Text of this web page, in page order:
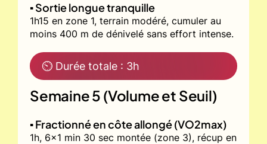
▪️ Sortie longue tranquille
1h15 en zone 1, terrain modéré, cumuler au
moins 400 m de dénivelé sans effort intense.
⏲ Durée totale : 3h
Semaine 5 (Volume et Seuil)
▪️ Fractionné en côte allongé (VO2max)
1h, 6x1 min 30 sec montée (zone 3), récup en